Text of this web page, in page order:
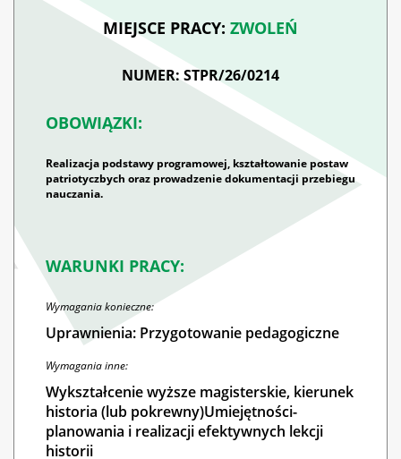
MIEJSCE PRACY: ZWOLEŃ
NUMER: STPR/26/0214
OBOWIĄZKI:
Realizacja podstawy programowej, kształtowanie postaw
patriotyczbych oraz prowadzenie dokumentacji przebiegu
nauczania.
WARUNKI PRACY:
Wymagania konieczne:
Uprawnienia: Przygotowanie pedagogiczne
Wymagania inne:
Wykształcenie wyższe magisterskie, kierunek
historia (lub pokrewny)Umiejętności-
planowania i realizacji efektywnych lekcji
historii